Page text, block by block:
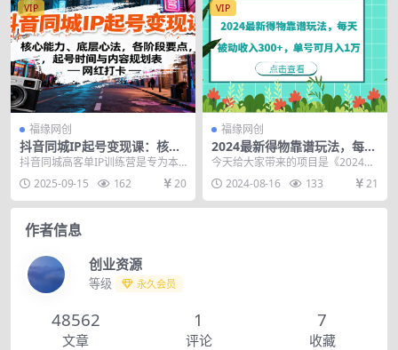
VIP
福缘网创
抖音同城IP起号变现课：核心
能力、底层心法，各阶段要
抖音同城高客单IP训练营是专为本
地商家设计的流量变现课程，涵盖5
阶段起号+6大核...
2025-09-15 162 20
VIP
福缘网创
2024最新得物靠谱玩法，每天
被动收入300+，单号可月入1
今天给大家带来的项目是《2024最
新得物靠谱玩法，每天被动收入30
0+，单号可月...
2024-08-16 133 21
作者信息
创业资源
等级 永久会员
48562
文章
1
评论
7
收藏